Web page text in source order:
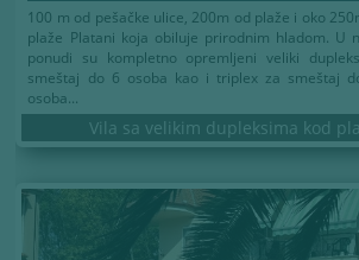
100 m od pešačke ulice, 200m od plaže i oko
plaže Platani koja obiluje prirodnim hladom. U
ponudi su kompletno opremljeni veliki
smeštaj do 6 osoba kao i triplex za smeštaj
osoba...
Vila sa velikim dupleksima kod